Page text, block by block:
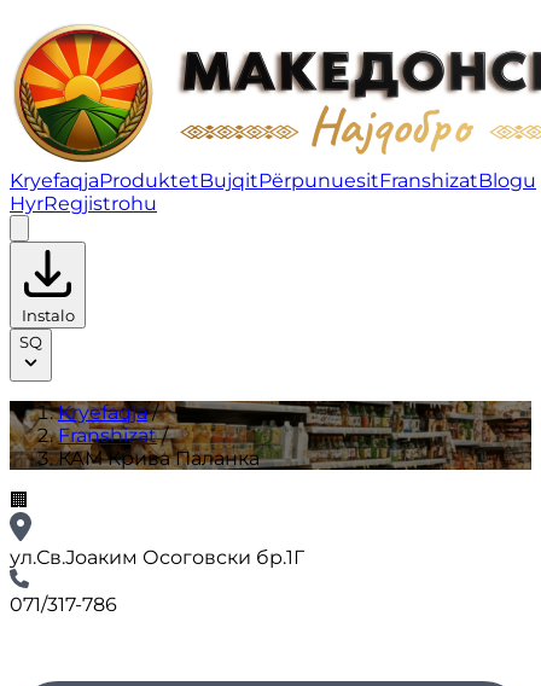
КАМ Крива Паланка | Franshizat
KryefaqjaProduktetBujqitPërpunuesitFranshizatBlogu
HyrRegjistrohu
Instalo
SQ
Kryefaqja/
Franshizat/
КАМ Крива Паланка
🏢
ул.Св.Јоаким Осоговски бр.1Г
071/317-786